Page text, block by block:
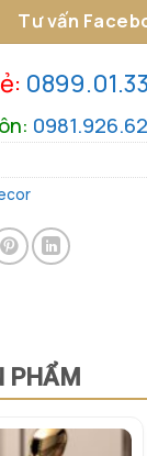
Tư vấn
PHẨM